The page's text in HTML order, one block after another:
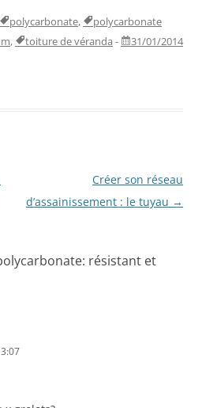
polycarbonate,
polycarbonate
, toiture de véranda -
31/01/2014
Créer son réseau
d’assainissement : le tuyau →
résistant et